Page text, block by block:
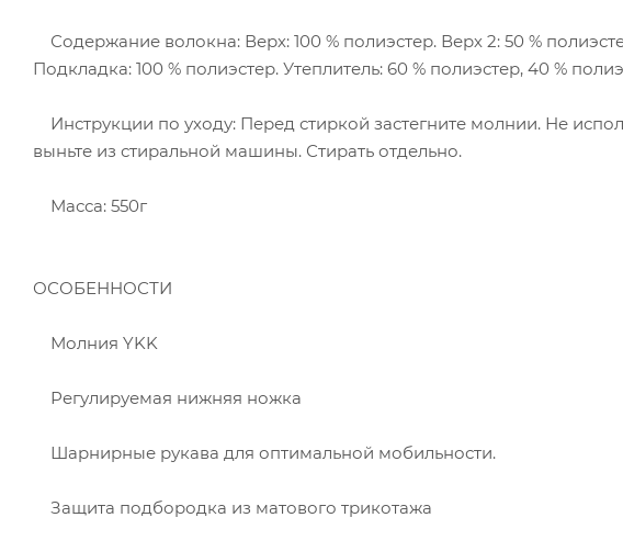
Содержание волокна: Верх: 100 % полиэстер. Верх 2: 50 %
Подкладка: 100 % полиэстер. Утеплитель: 60 % полиэстер, 40 %
Инструкции по уходу: Перед стиркой застегните молнии. Не
выньте из стиральной машины. Стирать отдельно.
Масса: 550г
ОСОБЕННОСТИ
Молния YKK
Регулируемая нижняя ножка
Шарнирные рукава для оптимальной мобильности.
Защита подбородка из матового трикотажа